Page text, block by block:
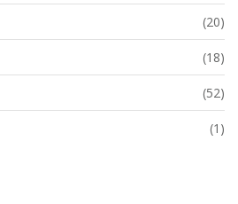
(20)
(18)
(52)
(1)